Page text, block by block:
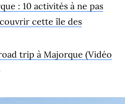
: 10 activités à ne pas
cette île des
trip à Majorque (Vidéo